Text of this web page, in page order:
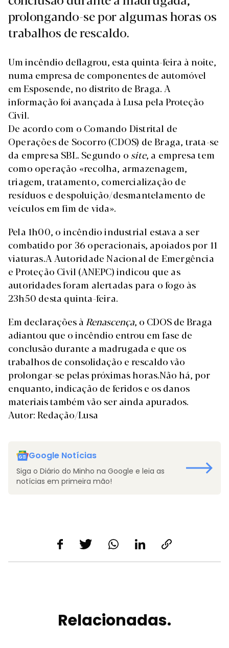
prolongando-se por algumas horas os
trabalhos de rescaldo.
Um incêndio deflagrou, esta quinta-feira à noite,
numa empresa de componentes de automóvel
em Esposende, no distrito de Braga. A
informação foi avançada à Lusa pela Proteção
Civil.
De acordo com o Comando Distrital de
Operações de Socorro (CDOS) de Braga, trata-se
da empresa SBL. Segundo o site, a empresa tem
como operação «recolha, armazenagem,
triagem, tratamento, comercialização de
resíduos e despoluição/desmantelamento de
veículos em fim de vida».
Pela 1h00, o incêndio industrial estava a ser
combatido por 36 operacionais, apoiados por 11
viaturas.A Autoridade Nacional de Emergência
e Proteção Civil (ANEPC) indicou que as
autoridades foram alertadas para o fogo às
23h50 desta quinta-feira.
Em declarações à Renascença, o CDOS de Braga
adiantou que o incêndio entrou em fase de
conclusão durante a madrugada e que os
trabalhos de consolidação e rescaldo vão
prolongar-se pelas próximas horas.Não há, por
enquanto, indicação de feridos e os danos
materiais também vão ser ainda apurados.
Autor: Redação/Lusa
Google Notícias
Siga o Diário do Minho na Google e leia as
notícias em primeira mão!
Relacionadas.